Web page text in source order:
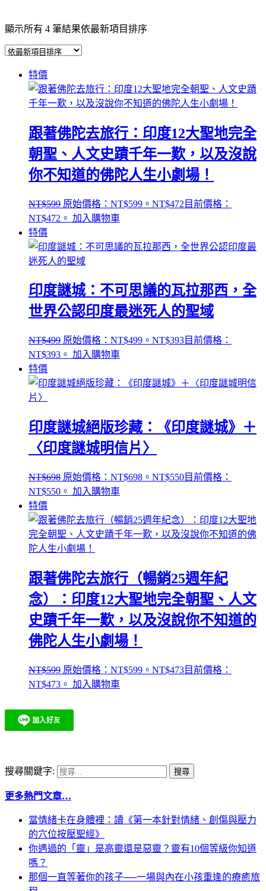
顯示所有 4 筆結果依最新項目排序
特價
跟著佛陀去旅行：印度12大聖地完全
朝聖、人文史蹟千年一歎，以及沒說
你不知道的佛陀人生小劇場！
NT$599 原始價格：NT$599。 NT$472 目前價格：
NT$472。 加入購物車
特價
印度謎城：不可思議的瓦拉那西，全
世界公認印度最迷死人的聖域
NT$499 原始價格：NT$499。 NT$393目前價格：
NT$393。 加入購物車
特價
印度謎城絕版珍藏：《印度謎城》＋
〈印度謎城明信片〉
NT$698 原始價格：NT$698。 NT$550目前價格：
NT$550。 加入購物車
特價
跟著佛陀去旅行（暢銷25週年紀
念）：印度12大聖地完全朝聖、人文
史蹟千年一歎，以及沒說你不知道的
佛陀人生小劇場！
NT$599 原始價格：NT$599。 NT$473目前價格：
NT$473。 加入購物車
搜尋關鍵字:
更多熱門文章…
當情緒卡在身體裡：讀《第一本針對情緒、創傷與壓力
的穴位按壓聖經》
你遇過的「靈」是高靈還是惡靈？靈有10個等級你知道
嗎？
那個一直等著你的孩子──一場與內在小孩重逢的療癒旅